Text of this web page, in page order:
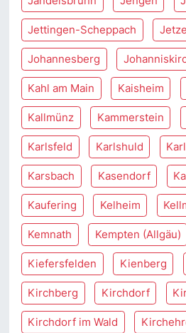
Jettingen-Scheppach
Johannesberg
Kahl am Main Kaisheim
Kallmünz Kammerstein
Karlsfeld Karlshuld
Karsbach Kasendorf
Kaufering Kelheim
Kemnath Kempten (Allgäu)
Kiefersfelden Kienberg
Kirchberg Kirchdorf
Kirchdorf im Wald